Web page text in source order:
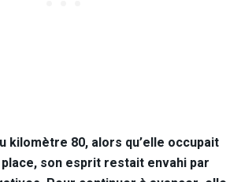
kilomètre 80, alors qu’elle occupait
son esprit restait envahi par